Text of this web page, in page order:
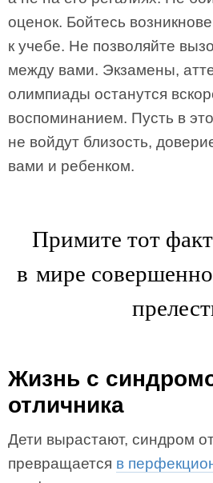
оценок. Бойтесь
к учебе. Не позволяйте
между вами. Экзамены,
олимпиады останутся
воспоминанием. Пусть в
не войдут близость,
вами и ребенком.
Примите тот
в мире
Жизнь с
отличника
Дети вырастают, синдром
превращается в